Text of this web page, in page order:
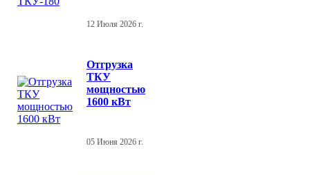
12 Июля 2026 г.
Отгрузка
ТКУ
мощностью
1600 кВт
05 Июня 2026 г.